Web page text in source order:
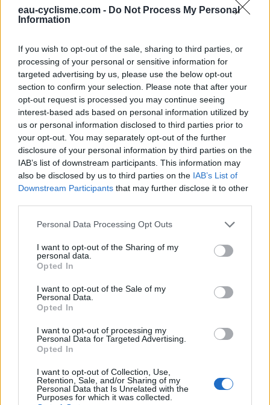
eau-cyclisme.com - Do Not Process My Personal
Information
If you wish to opt-out of the sale, sharing to third parties, or
processing of your personal or sensitive information for
targeted advertising by us, please use the below opt-out
section to confirm your selection. Please note that after your
opt-out request is processed you may continue seeing
interest-based ads based on personal information utilized by
us or personal information disclosed to third parties prior to
your opt-out. You may separately opt-out of the further
disclosure of your personal information by third parties on the
IAB’s list of downstream participants. This information may
also be disclosed by us to third parties on the IAB’s List of
Downstream Participants that may further disclose it to other
Personal Data Processing Opt Outs
I want to opt-out of the Sharing of my
personal data.
Opted In
I want to opt-out of the Sale of my
Personal Data.
Opted In
I want to opt-out of processing my
Personal Data for Targeted Advertising.
Opted In
I want to opt-out of Collection, Use,
Retention, Sale, and/or Sharing of my
Personal Data that Is Unrelated with the
Purposes for which it was collected.
Dans l'ombre!
Repères visuels
Afficher la carte